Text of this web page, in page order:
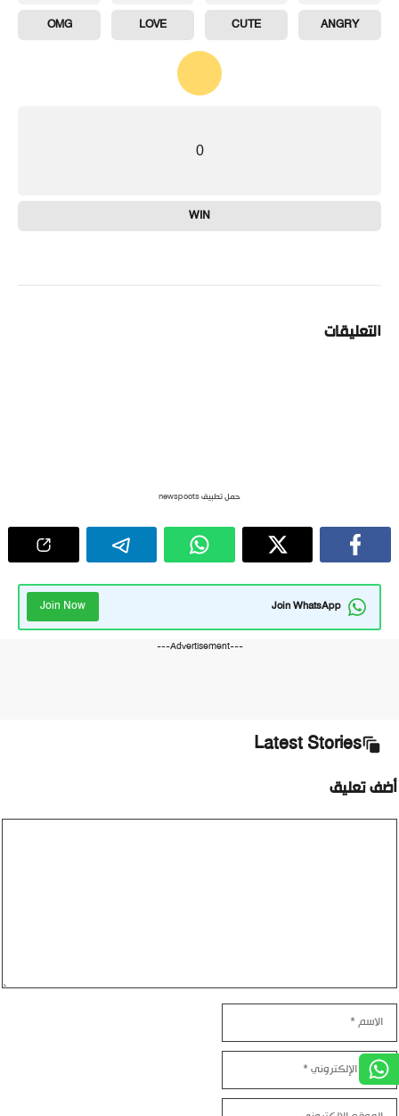
ANGRY
CUTE
LOVE
OMG
0
WIN
التعليقات
حمل تطبيق newspoots
Join WhatsApp
Join Now
---Advertisement---
Latest Stories
أضف تعليق
البريد
الإلكتروني